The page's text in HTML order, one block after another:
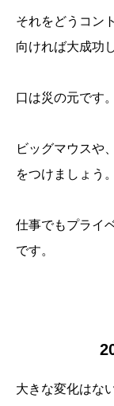
それをどうコン
向ければ大成功
口は災の元です。
ビッグマウスや
をつけましょう。
仕事でもプライ
です。
大きな変化はな